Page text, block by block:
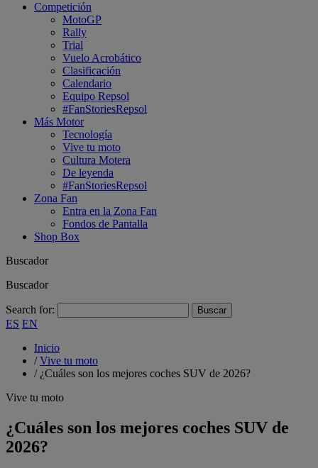
Competición
MotoGP
Rally
Trial
Vuelo Acrobático
Clasificación
Calendario
Equipo Repsol
#FanStoriesRepsol
Más Motor
Tecnología
Vive tu moto
Cultura Motera
De leyenda
#FanStoriesRepsol
Zona Fan
Entra en la Zona Fan
Fondos de Pantalla
Shop Box
Buscador
Buscador
Search for:
ES EN
Inicio
/Vive tu moto
/ ¿Cuáles son los mejores coches SUV de 2026?
Vive tu moto
¿Cuáles son los mejores coches SUV de
2026?